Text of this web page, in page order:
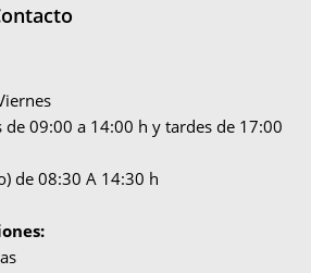
09:00 a 14:00 h y tardes de 17:00
de 08:30 A 14:30 h